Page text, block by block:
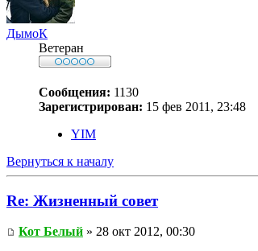
ДымоК
Ветеран
Сообщения: 1130
Зарегистрирован: 15 фев 2011, 23:48
YIM
Вернуться к началу
Re: Жизненный совет
Кот Белый » 28 окт 2012, 00:30